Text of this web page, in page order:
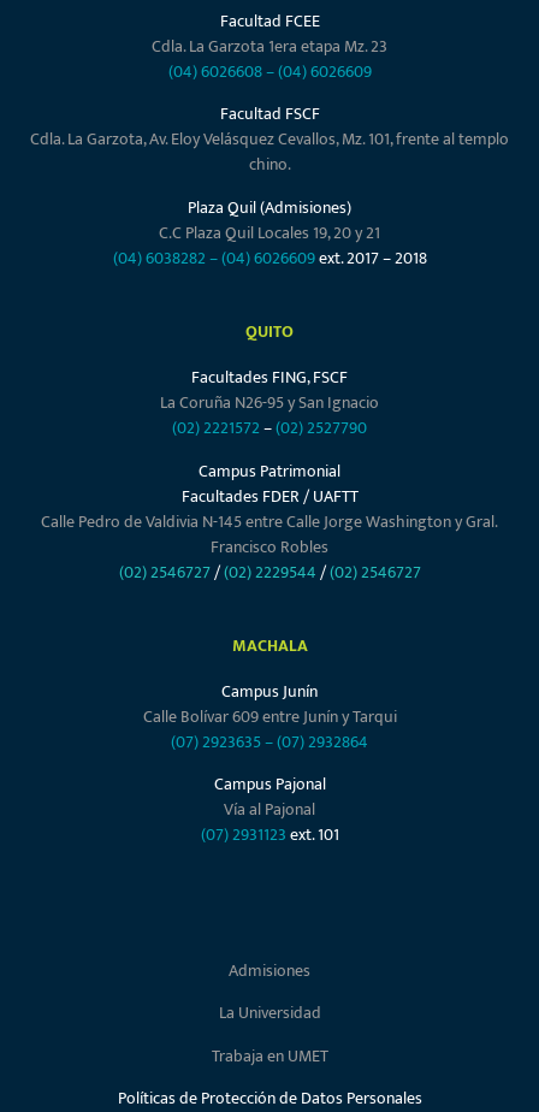
Facultad FCEE
Cdla. La Garzota 1era etapa Mz. 23
(04) 6026608–(04) 6026609
Facultad FSCF
Cdla. La Garzota, Av. Eloy Velásquez Cevallos, Mz. 101, frente al templo
chino.
Plaza Quil (Admisiones)
C.C Plaza Quil Locales 19, 20 y 21
(04) 6038282–(04) 6026609ext. 2017 – 2018
QUITO
Facultades FING, FSCF
La Coruña N26-95 y San Ignacio
(02) 2221572–(02) 2527790
Campus Patrimonial
Facultades FDER / UAFTT
Calle Pedro de Valdivia N-145 entre Calle Jorge Washington y Gral.
Francisco Robles
(02) 2546727/(02) 2229544/(02) 2546727
MACHALA
Campus Junín
Calle Bolívar 609 entre Junín y Tarqui
(07) 2923635–(07) 2932864
Campus Pajonal
Vía al Pajonal
(07) 2931123ext. 101
Admisiones
La Universidad
Trabaja en UMET
Políticas de Protección de Datos Personales